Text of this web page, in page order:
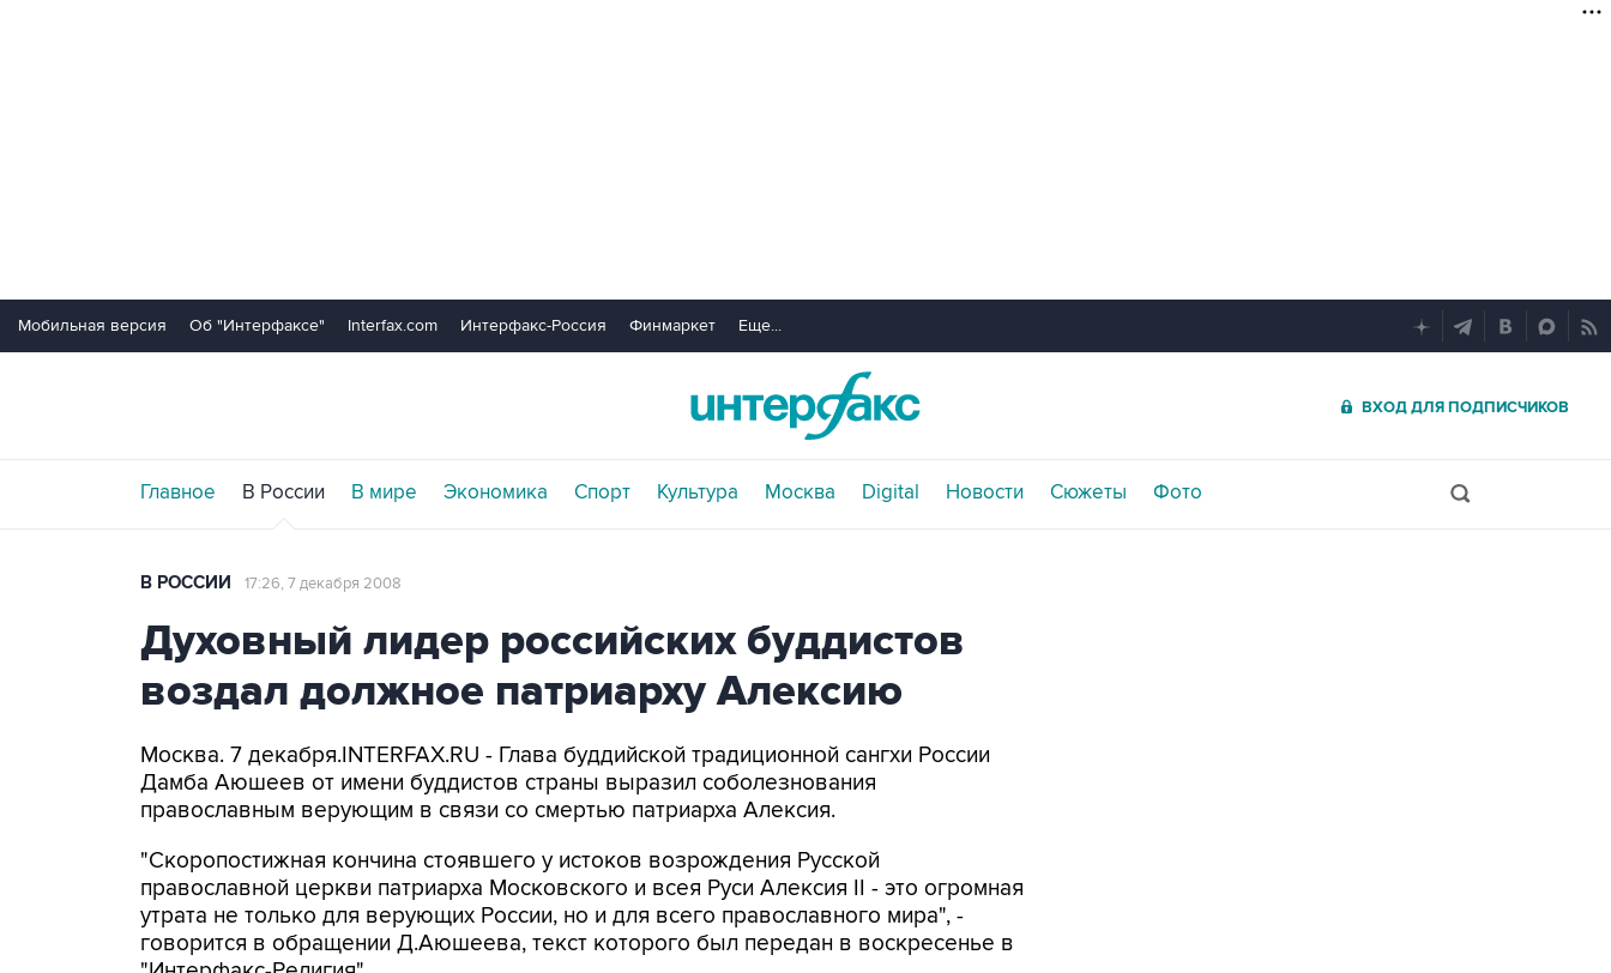
Мобильная версия Об "Интерфаксе" Interfax.com Интерфакс-Россия Финмаркет Еще...
ВХОД ДЛЯ ПОДПИСЧИКОВ
Главное В России В мире Экономика Спорт Культура Москва Digital Новости Сюжеты Фото
В РОССИИ 17:26, 7 декабря 2008
Духовный лидер российских буддистов
воздал должное патриарху Алексию
Москва. 7 декабря.INTERFAX.RU - Глава буддийской традиционной сангхи России
Дамба Аюшеев от имени буддистов страны выразил соболезнования
православным верующим в связи со смертью патриарха Алексия.
"Скоропостижная кончина стоявшего у истоков возрождения Русской
православной церкви патриарха Московского и всея Руси Алексия II - это огромная
утрата не только для верующих России, но и для всего православного мира", -
говорится в обращении Д.Аюшеева, текст которого был передан в воскресенье в